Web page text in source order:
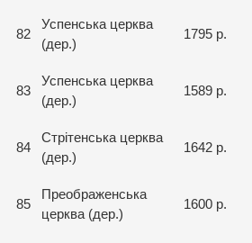
82
Успенська церква
(дер.)
1795 р.
83
Успенська церква
(дер.)
1589 р.
84
Стрітенська церква
(дер.)
1642 р.
85
Преображенська
церква (дер.)
1600 р.